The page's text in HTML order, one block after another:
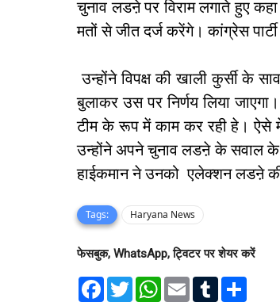
चुनाव लडऩे पर विराम लगाते हुए
मतों से जीत दर्ज करेंगे। कांग्रेस
उन्होंने विपक्ष की खाली कुर्सी के
बुलाकर उस पर निर्णय लिया
टीम के रूप में काम कर रही हे। ऐसे
उन्होंने अपने चुनाव लडऩे के सवाल के
हाईकमान ने उनको एलेक्शन लडऩे की
Tags: Haryana News
फेसबुक, WhatsApp, ट्विटर पर शेयर करें
F
T
w
W
E
T